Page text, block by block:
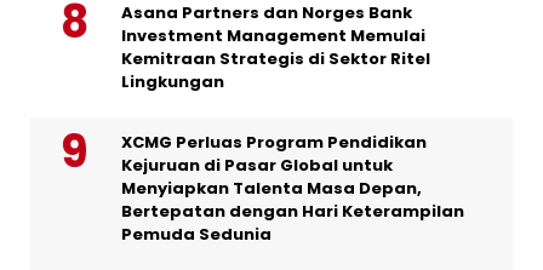
Asana Partners dan Norges Bank
Investment Management Memulai
Kemitraan Strategis di Sektor Ritel
Lingkungan
XCMG Perluas Program Pendidikan
Kejuruan di Pasar Global untuk
Menyiapkan Talenta Masa Depan,
Bertepatan dengan Hari Keterampilan
Pemuda Sedunia